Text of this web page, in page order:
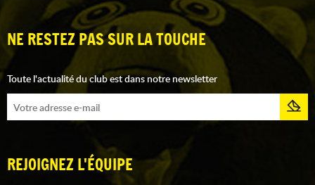
NE RESTEZ PAS SUR LA TOUCHE
Toute l'actualité du club est dans notre newsletter
REJOIGNEZ L'ÉQUIPE